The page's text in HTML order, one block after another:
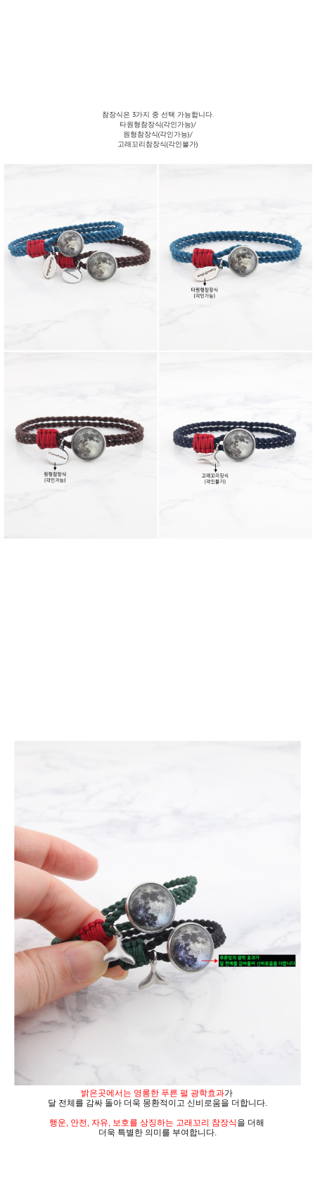
참장식은 3가지 중 선택 가능합니다.
타원형참장식(각인가능)/
원형참장식(각인가능)/
고래꼬리참장식(각인불가)
밝은곳에서는 영롱한 푸른 펄 광학효과가
달 전체를 감싸 돌아 더욱 몽환적이고 신비로움을 더합니다.
행운, 안전, 자유, 보호를 상징하는 고래꼬리 참장식을 더해
더욱 특별한 의미를 부여합니다.